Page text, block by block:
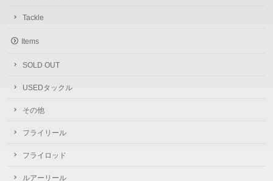
Tackle
Items
SOLD OUT
USEDタックル
その他
フライリール
フライロッド
ルアーリール